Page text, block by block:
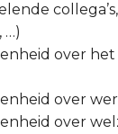
…)
over het
over
over